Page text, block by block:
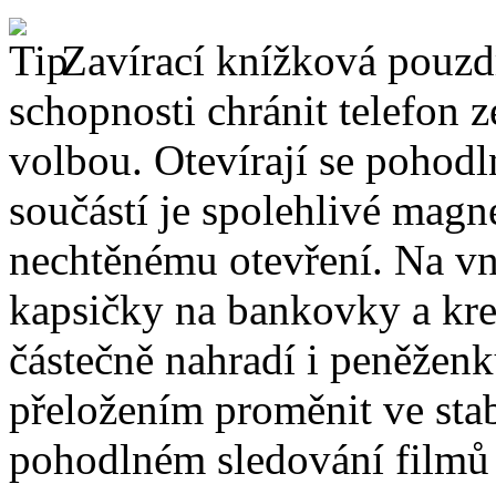
Zavírací knížková
schopnosti chránit telefon
volbou. Otevírají se
součástí je spolehlivé
nechtěnému otevření. Na
kapsičky na bankovky a
částečně nahradí i
přeložením proměnit ve
pohodlném sledování